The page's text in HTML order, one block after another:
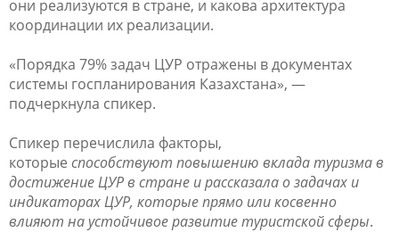
они реализуются в стране, и какова архитектура
координации их реализации.
«Порядка 79% задач ЦУР отражены в документах
системы госпланирования Казахстана», —
подчеркнула спикер.
Спикер перечислила факторы,
которые способствуют повышению вклада туризма в
достижение ЦУР в стране и рассказала о задачах и
индикаторах ЦУР, которые прямо или косвенно
влияют на устойчивое развитие туристской сферы.